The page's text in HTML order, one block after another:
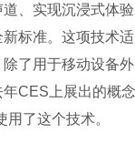
、实现沉浸式体
标准。这项技术
了用于移动设备
CES上展出的概
了这个技术。